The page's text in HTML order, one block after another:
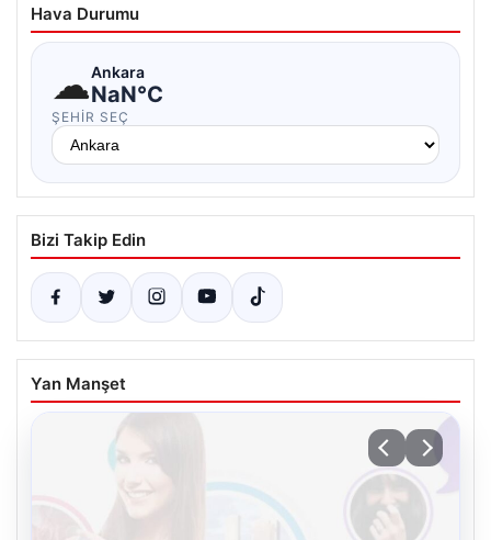
Hava Durumu
☁Ankara
NaN°C
ŞEHIR SEÇ
Bizi Takip Edin
Yan Manşet